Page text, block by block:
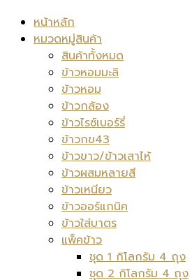
หน้าหลัก
หมวดหมู่สินค้า
สินค้าทั้งหมด
ข้าวหอมมะลิ
ข้าวหอม
ข้าวกล้อง
ข้าวไรซ์เบอร์รี่
ข้าวกข43
ข้าวขาว/ข้าวเสาไห้
ข้าวผสมหลายสี
ข้าวเหนียว
ข้าวออร์แกนิค
ข้าวใส่บาตร
แพ็คข้าว
ชุด 1 กิโลกรัม 4 ถุง
ชุด 2 กิโลกรัม 4 ถุง